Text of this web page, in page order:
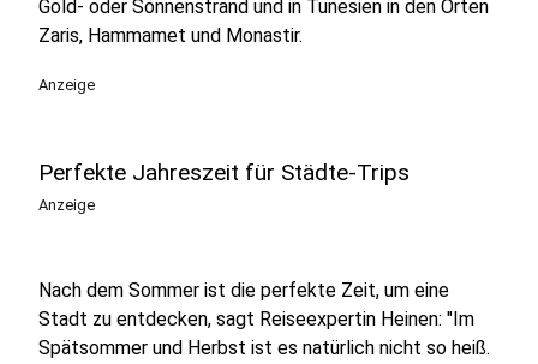
Gold- oder Sonnenstrand und in Tunesien in den Orten
Zaris, Hammamet und Monastir.
Anzeige
Perfekte Jahreszeit für Städte-Trips
Anzeige
Nach dem Sommer ist die perfekte Zeit, um eine
Stadt zu entdecken, sagt Reiseexpertin Heinen: "Im
Spätsommer und Herbst ist es natürlich nicht so heiß.